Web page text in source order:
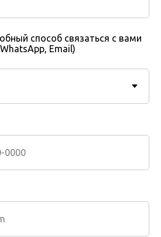
способ связаться с вами
Email)